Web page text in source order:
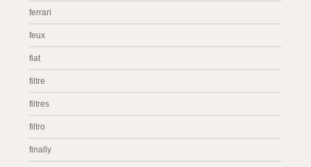
ferrari
feux
fiat
filtre
filtres
filtro
finally